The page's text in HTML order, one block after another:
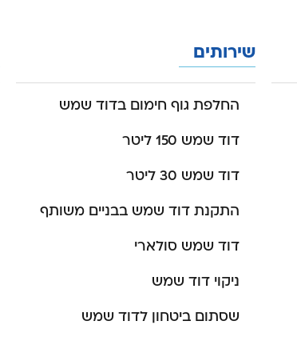
שירותים
החלפת גוף חימום בדוד שמש
דוד שמש 150 ליטר
דוד שמש 30 ליטר
התקנת דוד שמש בבניים משותף
דוד שמש סולארי
ניקוי דוד שמש
שסתום ביטחון לדוד שמש